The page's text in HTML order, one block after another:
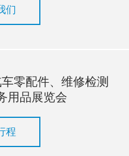
们
零配件、维修检测
用品展览会
程